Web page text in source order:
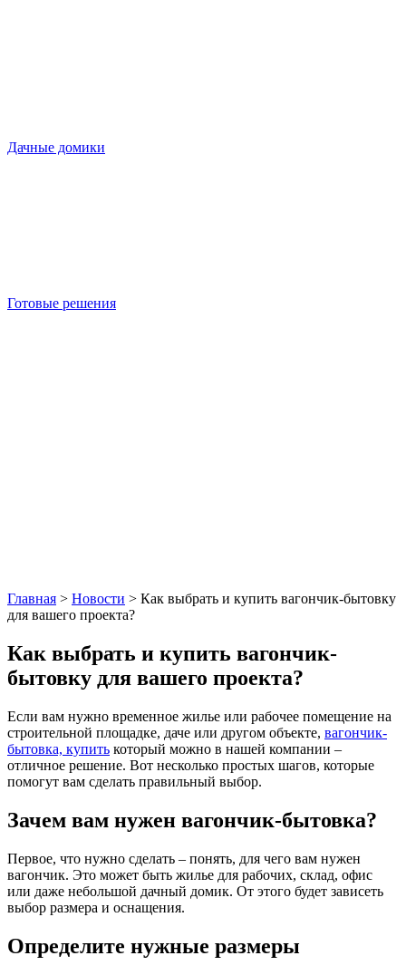
Дачные домики
Готовые решения
Главная > Новости > Как выбрать и купить вагончик-бытовку
для вашего проекта?
Как выбрать и купить вагончик-
бытовку для вашего проекта?
Если вам нужно временное жилье или рабочее помещение на
строительной площадке, даче или другом объекте, вагончик-
бытовка, купить который можно в нашей компании –
отличное решение. Вот несколько простых шагов, которые
помогут вам сделать правильный выбор.
Зачем вам нужен вагончик-бытовка?
Первое, что нужно сделать – понять, для чего вам нужен
вагончик. Это может быть жилье для рабочих, склад, офис
или даже небольшой дачный домик. От этого будет зависеть
выбор размера и оснащения.
Определите нужные размеры